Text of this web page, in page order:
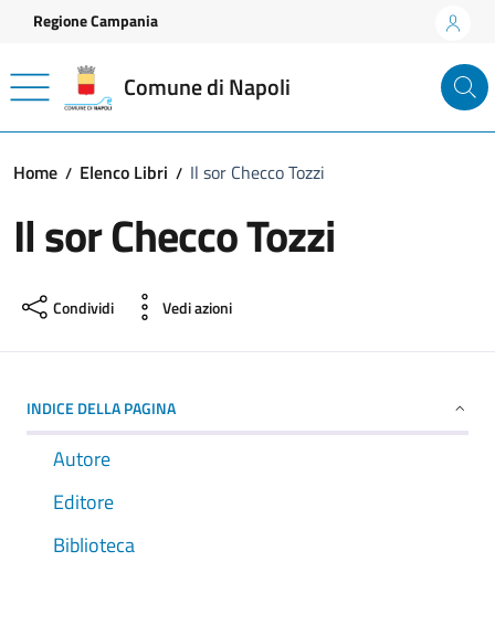
Vai ai contenuti
Vai al footer
Regione Campania
Comune di Napoli
Home Elenco Libri Il sor Checco Tozzi
Il sor Checco Tozzi
Condividi Vedi azioni
INDICE DELLA PAGINA
Autore
Editore
Biblioteca